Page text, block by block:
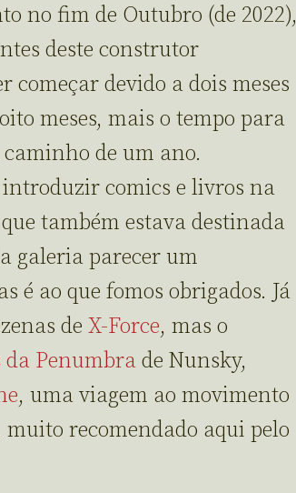
no fim de Outubro (de 2022),
deste construtor
começar devido a dois meses
meses, mais o tempo para
de um ano.
comics e livros na
também estava destinada
galeria parecer um
é ao que fomos obrigados. Já
de X-Force, mas o
Penumbrade Nunsky,
, uma viagem ao movimento
recomendado aqui pelo